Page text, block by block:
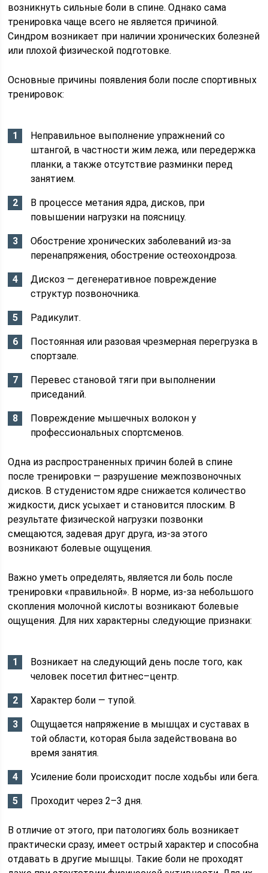
возникнуть сильные боли в спине. Однако сама
тренировка чаще всего не является причиной.
Синдром возникает при наличии хронических болезней
или плохой физической подготовке.
Основные причины появления боли после спортивных
тренировок:
Неправильное выполнение упражнений со
штангой, в частности жим лежа, или передержка
планки, а также отсутствие разминки перед
занятием.
В процессе метания ядра, дисков, при
повышении нагрузки на поясницу.
Обострение хронических заболеваний из-за
перенапряжения, обострение остеохондроза.
Дискоз — дегенеративное повреждение
структур позвоночника.
Радикулит.
Постоянная или разовая чрезмерная перегрузка в
спортзале.
Перевес становой тяги при выполнении
приседаний.
Повреждение мышечных волокон у
профессиональных спортсменов.
Одна из распространенных причин болей в спине
после тренировки — разрушение межпозвоночных
дисков. В студенистом ядре снижается количество
жидкости, диск усыхает и становится плоским. В
результате физической нагрузки позвонки
смещаются, задевая друг друга, из-за этого
возникают болевые ощущения.
Важно уметь определять, является ли боль после
тренировки «правильной». В норме, из-за небольшого
скопления молочной кислоты возникают болевые
ощущения. Для них характерны следующие признаки:
Возникает на следующий день после того, как
человек посетил фитнес–центр.
Характер боли — тупой.
Ощущается напряжение в мышцах и суставах в
той области, которая была задействована во
время занятия.
Усиление боли происходит после ходьбы или бега.
Проходит через 2–3 дня.
В отличие от этого, при патологиях боль возникает
практически сразу, имеет острый характер и способна
отдавать в другие мышцы. Такие боли не проходят